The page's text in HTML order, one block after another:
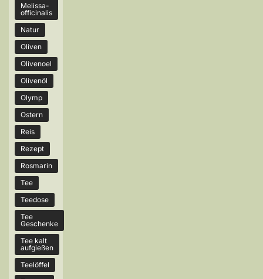
Melissa-
officinalis
Natur
Oliven
Olivenoel
Olivenöl
Olymp
Ostern
Reis
Rezept
Rosmarin
Tee
Teedose
Tee
Geschenke
Tee kalt
aufgießen
Teelöffel